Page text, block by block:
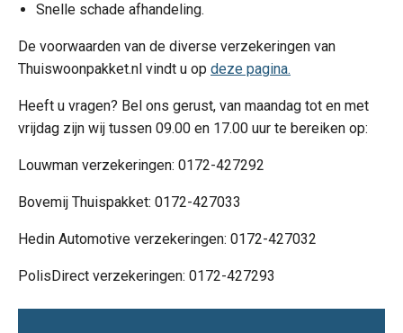
Snelle schade afhandeling.
De voorwaarden van de diverse verzekeringen van
Thuiswoonpakket.nl vindt u op deze pagina.
Heeft u vragen? Bel ons gerust, van maandag tot en met
vrijdag zijn wij tussen 09.00 en 17.00 uur te bereiken op:
Louwman verzekeringen: 0172-427292
Bovemij Thuispakket: 0172-427033
Hedin Automotive verzekeringen: 0172-427032
PolisDirect verzekeringen: 0172-427293